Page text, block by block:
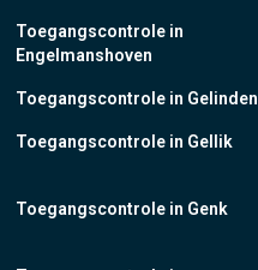
Toegangscontrole in
Engelmanshoven
Toegangscontrole in Gelinden
Toegangscontrole in Gellik
Toegangscontrole in Genk